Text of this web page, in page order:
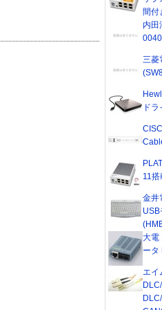
間付
内田
三菱
ド
11
金井
USB
大電
ータ
エイ